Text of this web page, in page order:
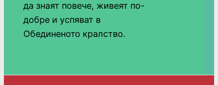
да знаят повече, живеят по-
добре и успяват в
Обединеното кралство.